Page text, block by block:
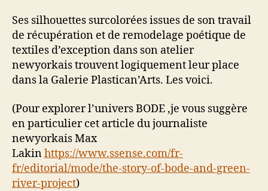
Ses silhouettes surcolorées issues de son travail
de récupération et de remodelage poétique de
textiles d’exception dans son atelier
newyorkais trouvent logiquement leur place
dans la Galerie Plastican’Arts. Les voici.
(Pour explorer l’univers BODE ,je vous suggère
en particulier cet article du journaliste
newyorkais Max
Lakinhttps://www.ssense.com/fr-
fr/editorial/mode/the-story-of-bode-and-green-
river-project)